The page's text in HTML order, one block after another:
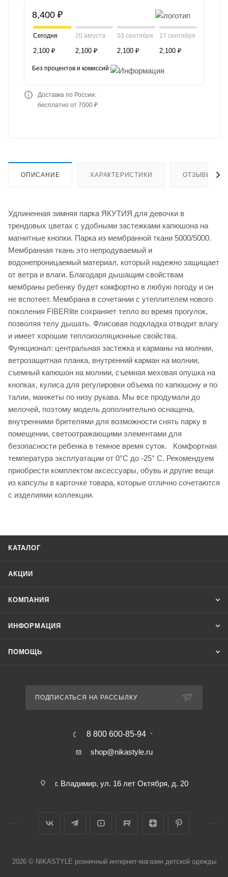
8,400 ₽
Сегодня
2,100 ₽
20 августа
2,100 ₽
03 сентября
2,100 ₽
17 сентября
2,100 ₽
Без процентов и комиссий
Доставка по России:
бесплатно от 7000 ₽
ОПИСАНИЕ ХАРАКТЕРИСТИКИ ОТЗЫВЫ
Удлиненная зимняя парка ЯКУТИЯ для девочки в
трендовых цветах с удобными застежками капюшона на
магнитные кнопки. Парка из мембранной ткани 5000/5000.
Мембранная ткань это непродуваемый и
водонепроницаемый материал, который надежно защищает
от ветра и влаги. Благодаря дышащим свойствам
мембраны ребенку будет комфортно в любую погоду и он
не вспотеет. Мембрана в сочетании с утеплителем нового
поколения FIBERlite сохраняет тепло во время прогулок,
позволяя телу дышать. Флисовая подкладка отводит влагу
и имеет хорошие теплоизоляционные свойства.
Функционал: центральная застежка и карманы на молнии,
ветрозащитная планка, внутренний карман на молнии,
съемный капюшон на молнии, съемная меховая опушка на
кнопках, кулиса для регулировки объема по капюшону и по
талии, манжеты по низу рукава. Мы все продумали до
мелочей, поэтому модель дополнительно оснащена,
внутренними бретелями для возможности снять парку в
помещении, светоотражающими элементами для
безопасности ребенка в темное время суток. Комфортная
температура эксплуатации от 0°С до -25° С. Рекомендуем
приобрести комплектом аксессуары, обувь и другие вещи
из капсулы в карточке товара, которые отлично сочетаются
с изделиями коллекции.
КАТАЛОГ
АКЦИИ
КОМПАНИЯ
ИНФОРМАЦИЯ
ПОМОЩЬ
ПОДПИСАТЬСЯ НА РАССЫЛКУ
8 800 600-85-94
shop@nikastyle.ru
г. Владимир, ул. 16 лет Октября, д. 20
2026 © NIKASTYLE розничный интернет-магазин детской одежды